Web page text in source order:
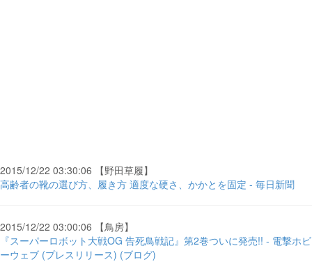
2015/12/22 03:30:06 【野田草履】
高齢者の靴の選び方、履き方 適度な硬さ、かかとを固定 - 毎日新聞
2015/12/22 03:00:06 【鳥房】
『スーパーロボット大戦OG 告死鳥戦記』第2巻ついに発売!! - 電撃ホビ
ーウェブ (プレスリリース) (ブログ)